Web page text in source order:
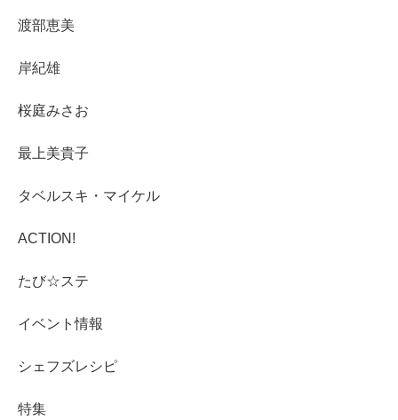
渡部恵美
岸紀雄
桜庭みさお
最上美貴子
タベルスキ・マイケル
ACTION!
たび☆ステ
イベント情報
シェフズレシピ
特集